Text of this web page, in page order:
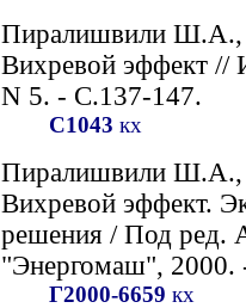
Пиралишвили Ш.А.,
Вихревой эффект //
N 5. - С.137-147.
С1043 кх
Пиралишвили Ш.А.,
Вихревой эффект.
решения / Под
"Энергомаш", 2000.
Г2000-6659 кх